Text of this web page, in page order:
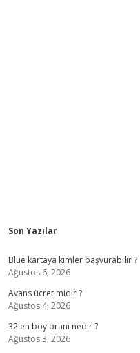
Sidebar
Son Yazılar
Blue kartaya kimler başvurabilir ?
Ağustos 6, 2026
Avans ücret midir ?
Ağustos 4, 2026
32 en boy oranı nedir ?
Ağustos 3, 2026